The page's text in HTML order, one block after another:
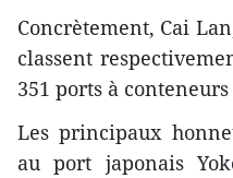
Concrètement, Cai
classent
351 ports à
Les principaux
au port japonais